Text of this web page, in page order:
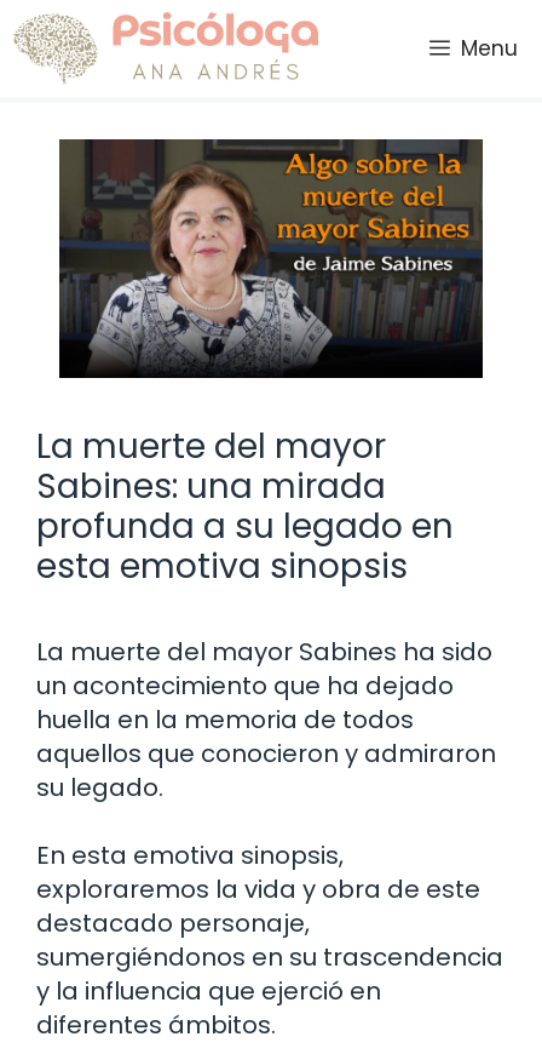
Saltar
al
contenido
Menu
La muerte del mayor
Sabines: una mirada
profunda a su legado en
esta emotiva sinopsis
La muerte del mayor Sabines ha sido
un acontecimiento que ha dejado
huella en la memoria de todos
aquellos que conocieron y admiraron
su legado.
En esta emotiva sinopsis,
exploraremos la vida y obra de este
destacado personaje,
sumergiéndonos en su trascendencia
y la influencia que ejerció en
diferentes ámbitos.